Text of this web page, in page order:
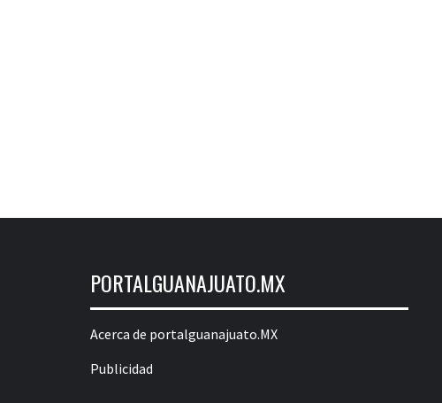
PORTALGUANAJUATO.MX
Acerca de portalguanajuato.MX
Publicidad